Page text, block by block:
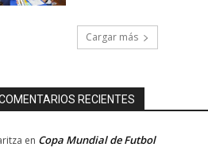
Cargar más
RECIENTES
en Copa Mundial de Futbol